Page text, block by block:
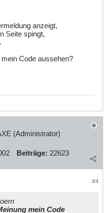
anzeigt,
Seite spingt,
Code aussehen?
(Administrator)
Beiträge: 22623
#4
mein Code